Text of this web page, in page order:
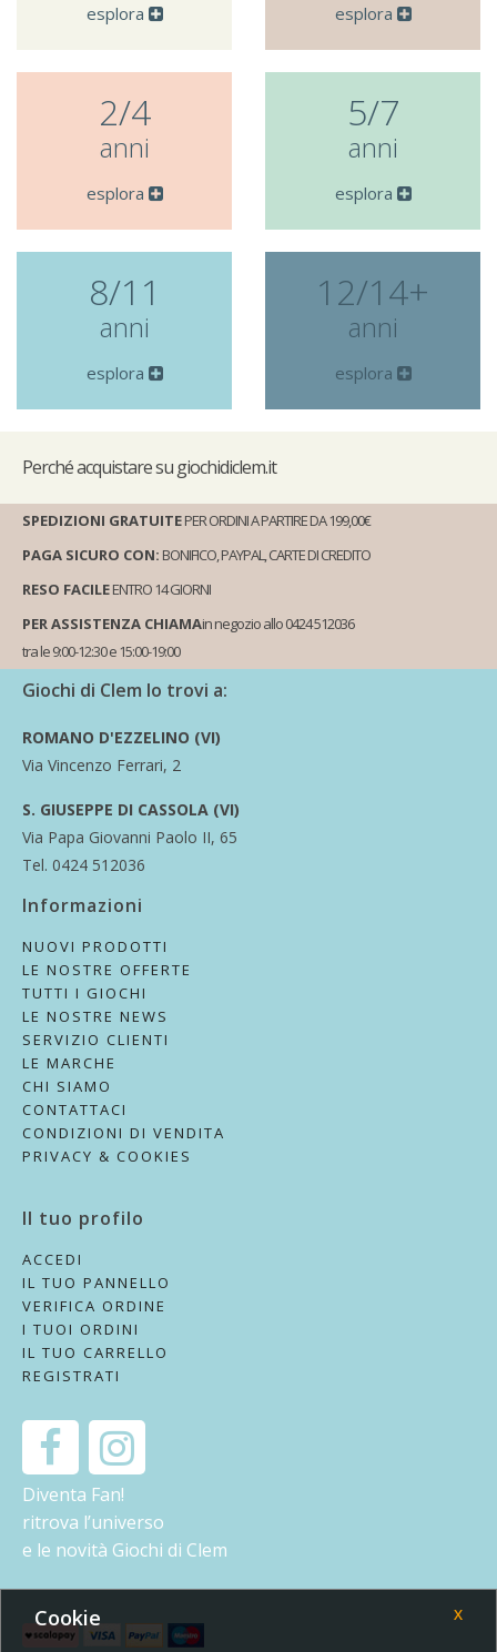
esplora esplora
2/4
anni
esplora
5/7
anni
esplora
8/11
anni
esplora
12/14+
anni
esplora
Perchéacquistare su giochidiclem.it
SPEDIZIONI GRATUITEPER ORDINI A PARTIRE DA 199,00€
PAGA SICURO CON: BONIFICO, PAYPAL, CARTE DI CREDITO
RESO FACILEENTRO 14 GIORNI
PER ASSISTENZA CHIAMAin negozio allo 0424 512036
tra le 9:00-12:30 e 15:00-19:00
Giochi di Clem lo trovi a:
ROMANO D'EZZELINO (VI)
Via Vincenzo Ferrari, 2
S. GIUSEPPE DI CASSOLA (VI)
Via Papa Giovanni Paolo II, 65
Tel. 0424 512036
Informazioni
NUOVI PRODOTTI
LE NOSTRE OFFERTE
TUTTI I GIOCHI
LE NOSTRE NEWS
SERVIZIO CLIENTI
LE MARCHE
CHI SIAMO
CONTATTACI
CONDIZIONI DI VENDITA
PRIVACY & COOKIES
Il tuo profilo
ACCEDI
IL TUO PANNELLO
VERIFICA ORDINE
I TUOI ORDINI
IL TUO CARRELLO
REGISTRATI
Diventa Fan!
ritrova l’universo
e le novità Giochi di Clem
Cookie X